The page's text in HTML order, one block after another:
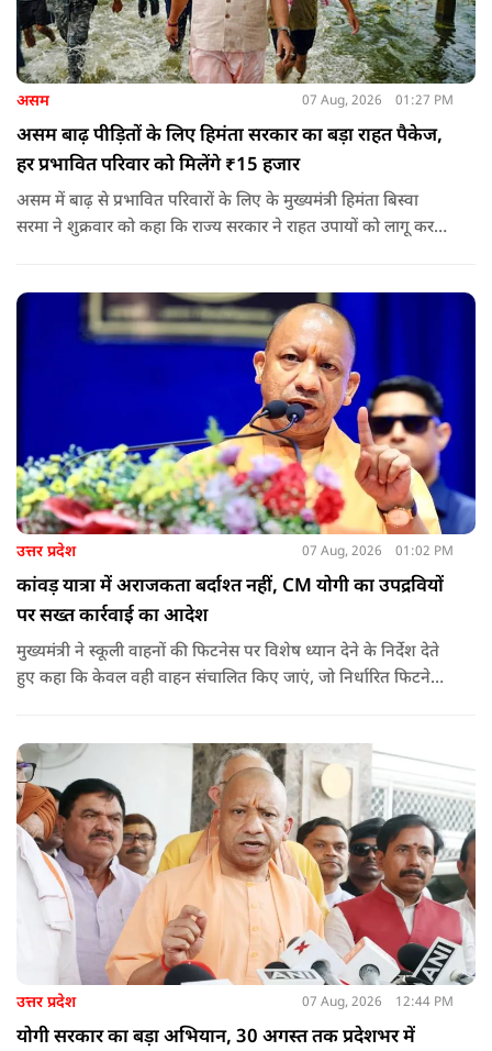
असम 07 Aug, 2026 01:27 PM
असम बाढ़ पीड़ितों के लिए हिमंता सरकार का बड़ा राहत पैकेज,
हर प्रभावित परिवार को मिलेंगे ₹15 हजार
असम में बाढ़ से प्रभावित परिवारों के लिए के मुख्यमंत्री हिमंता बिस्वा
सरमा ने शुक्रवार को कहा कि राज्य सरकार ने राहत उपायों को लागू करना
उत्तर प्रदेश 07 Aug, 2026 01:02 PM
कांवड़ यात्रा में अराजकता बर्दाश्त नहीं, CM योगी का उपद्रवियों
पर सख्त कार्रवाई का आदेश
मुख्यमंत्री ने स्कूली वाहनों की फिटनेस पर विशेष ध्यान देने के निर्देश देते
हुए कहा कि केवल वही वाहन संचालित किए जाएं, जो निर्धारित फिटनेस
ताकि विद्यार्थियों और आम नागरिकों की सुरक्षा सुनिश्चित की जा सके.
उत्तर प्रदेश 07 Aug, 2026 12:44 PM
योगी सरकार का बड़ा अभियान, 30 अगस्त तक प्रदेशभर में